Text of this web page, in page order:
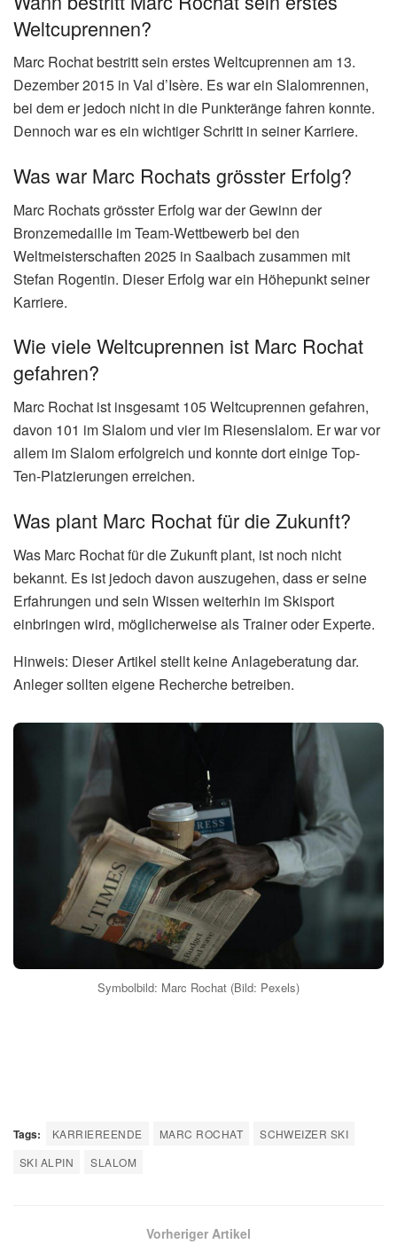
Weltcuprennen?
Marc Rochat bestritt sein erstes Weltcuprennen am 13.
Dezember 2015 in Val d’Isère. Es war ein Slalomrennen,
bei dem er jedoch nicht in die Punkteränge fahren konnte.
Dennoch war es ein wichtiger Schritt in seiner Karriere.
Was war Marc Rochats grösster Erfolg?
Marc Rochats grösster Erfolg war der Gewinn der
Bronzemedaille im Team-Wettbewerb bei den
Weltmeisterschaften 2025 in Saalbach zusammen mit
Stefan Rogentin. Dieser Erfolg war ein Höhepunkt seiner
Karriere.
Wie viele Weltcuprennen ist Marc Rochat
gefahren?
Marc Rochat ist insgesamt 105 Weltcuprennen gefahren,
davon 101 im Slalom und vier im Riesenslalom. Er war vor
allem im Slalom erfolgreich und konnte dort einige Top-
Ten-Platzierungen erreichen.
Was plant Marc Rochat für die Zukunft?
Was Marc Rochat für die Zukunft plant, ist noch nicht
bekannt. Es ist jedoch davon auszugehen, dass er seine
Erfahrungen und sein Wissen weiterhin im Skisport
einbringen wird, möglicherweise als Trainer oder Experte.
Hinweis: Dieser Artikel stellt keine Anlageberatung dar.
Anleger sollten eigene Recherche betreiben.
Symbolbild: Marc Rochat (Bild: Pexels)
Tags: KARRIEREENDE MARC ROCHAT
SCHWEIZER SKI
SKI ALPIN
SLALOM
Vorheriger Artikel